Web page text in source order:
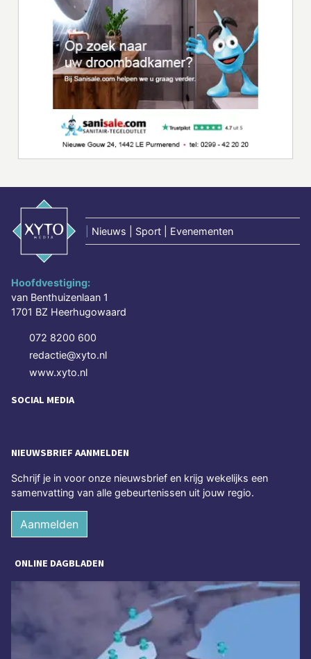
Nieuws | Sport | Evenementen
Hoofdvestiging:
van Benthuizenlaan 1
1701 BZ Heerhugowaard
072 8200 600
redactie@xyto.nl
www.xyto.nl
SOCIAL MEDIA
NIEUWSBRIEF AANMELDEN
Schrijf je in voor onze nieuwsbrief en krijg wekelijks een
samenvatting van alle gebeurtenissen uit jouw regio.
Aanmelden
ONLINE DAGBLADEN